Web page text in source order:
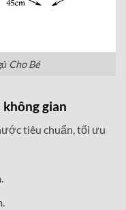
Cho Bé
gian
tiêu chuẩn, tối ưu